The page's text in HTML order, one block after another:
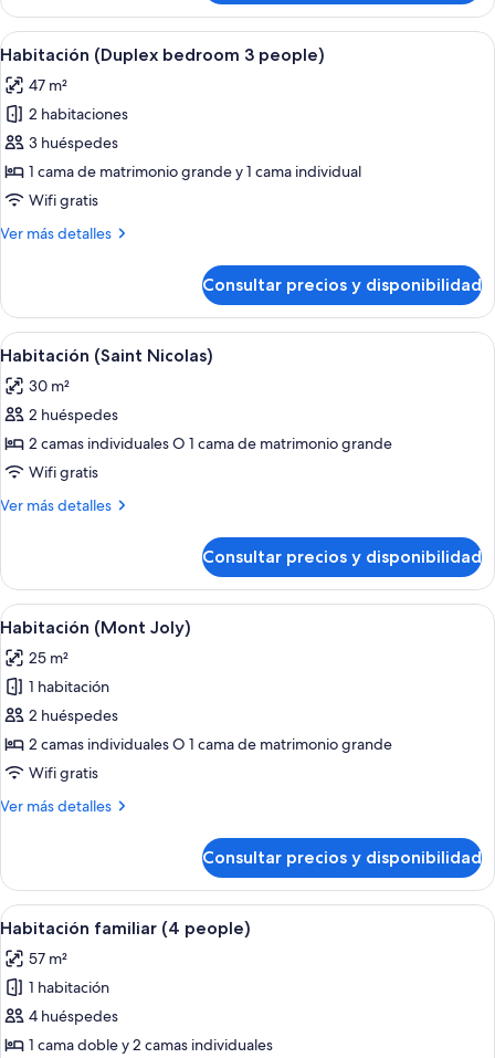
(Duplex
bedroom
4
Abrir
todas
las
fotos
de
Habitación
(Duplex
3
Una habitación de hotel moderna
5
Habitación (Duplex bedroom 3 people)
47 m²
2 habitaciones
3 huéspedes
1 cama de matrimonio grande y 1 cama individual
Wifi gratis
Ver más detalles
Más
(Duplex
bedroom
3
Consultar precios y disponibilidad
Abrir
todas
las
fotos
de
Habitación
(Saint
Habitación de hotel con pared de
7
Habitación (Saint Nicolas)
30 m²
2 huéspedes
2 camas individuales O 1 cama de matrimonio grande
Wifi gratis
Ver más detalles
Más
(Saint
Nicolas)
Consultar precios y disponibilidad
Abrir
todas
las
fotos
de
Habitación
(Mont
Habitación de hotel con una cama
7
Habitación (Mont Joly)
25 m²
1 habitación
2 huéspedes
2 camas individuales O 1 cama de matrimonio grande
Wifi gratis
Ver más detalles
Más
(Mont
Joly)
Consultar precios y disponibilidad
Abrir
todas
las
fotos
de
Habitación
Una habitación acogedora con una
6
Habitación familiar (4 people)
57 m²
1 habitación
4 huéspedes
1 cama doble y 2 camas individuales